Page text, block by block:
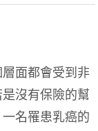
面都會受到非
沒有保險的幫
名罹患乳癌的